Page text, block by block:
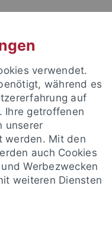
EINRICHTUNGEN
verwendet.
während es
auf
Ihre getroffenen
unserer
werden. Mit den
auch Cookies
Werbezwecken
weiteren Diensten